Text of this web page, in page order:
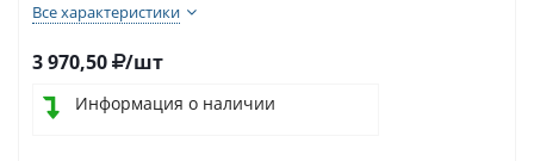
Все характеристики
3 970,50 /шт
Информация о наличии